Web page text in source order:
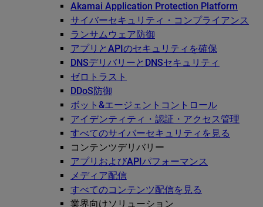
Akamai Application Protection Platform
サイバーセキュリティ・コンプライアンス
ランサムウェア防御
アプリとAPIのセキュリティを確保
DNSデリバリーとDNSセキュリティ
ゼロトラスト
DDoS防御
ボット&エージェントコントロール
アイデンティティ・認証・アクセス管理
すべてのサイバーセキュリティを見る
コンテンツデリバリー
アプリおよびAPIパフォーマンス
メディア配信
すべてのコンテンツ配信を見る
業界向けソリューション